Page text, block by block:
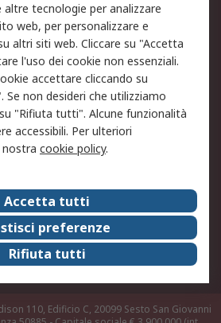
Informativa Privacy -
Aggiornata
Termini d'uso
Condizioni generali di
servizio
Contattaci
ESG
RS Group
Discovery: il Blog di RS
110, Edificio C, 20099 Sesto San Giovanni
tecnologie per analizzare
web, per personalizzare e
altri siti web. Cliccare su "Accetta
l'uso dei cookie non essenziali.
accettare cliccando su
Se non desideri che utilizziamo
"Rifiuta tutti". Alcune funzionalità
accessibili. Per ulteriori
nostra cookie policy.
Accetta tutti
preferenze
Rifiuta tutti